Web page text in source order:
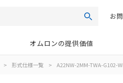
検索お
オムロンの提供価値
> 形式仕様一覧 > A22NW-2MM-TWA-G102-